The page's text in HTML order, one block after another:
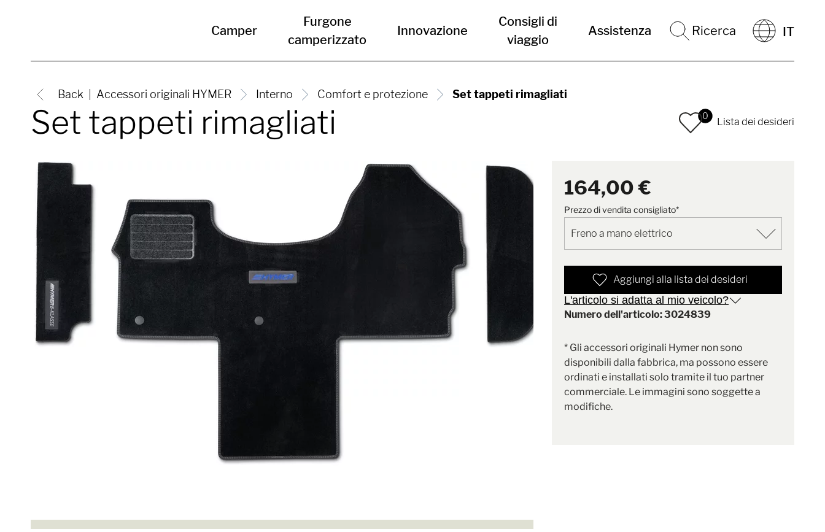
Camper
Furgone
camperizzato
Innovazione
Consigli di
viaggio
Assistenza Ricerca IT
Back Accessori originali HYMER Interno Comfort e protezione Set tappeti rimagliati
Set tappeti rimagliati 0
Lista dei desideri
164,00 €
Prezzo di vendita consigliato*
Aggiungi alla lista dei desideri
L'articolo si adatta al mio veicolo?
Numero dell'articolo: 3024839
* Gli accessori originali Hymer non sono
disponibili dalla fabbrica, ma possono essere
ordinati e installati solo tramite il tuo partner
commerciale. Le immagini sono soggette a
modifiche.